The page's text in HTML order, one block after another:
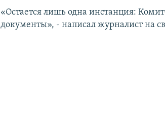
«Остается лишь одна инстанция:
документы», - написал журналист на